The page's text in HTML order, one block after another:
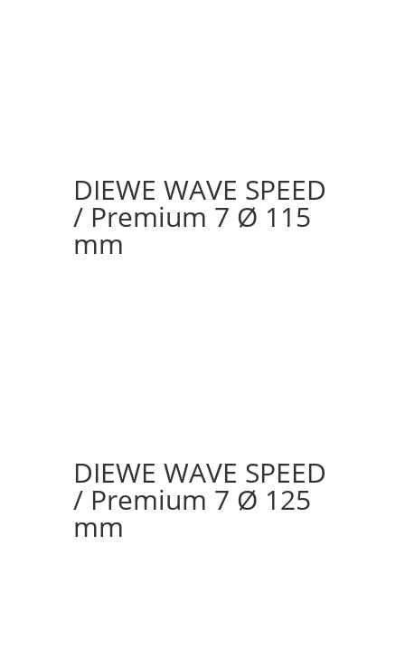
DIEWE WAVE SPEED
/ Premium 7 Ø 115
mm
DIEWE WAVE SPEED
/ Premium 7 Ø 125
mm